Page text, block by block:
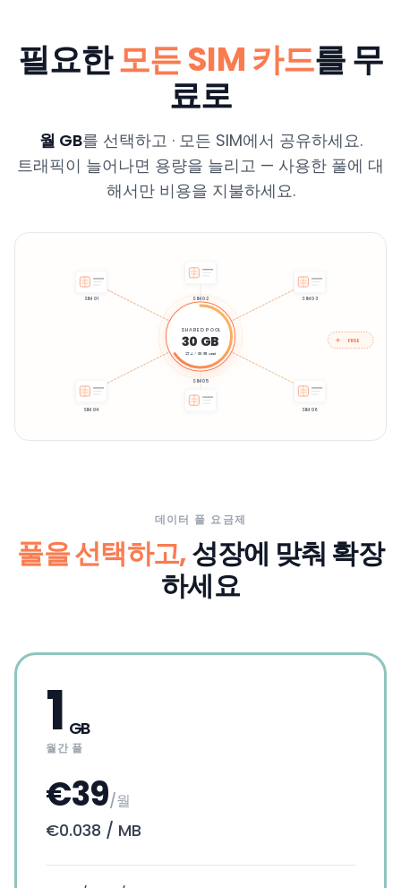
필요한모든 SIM 카드를 무
료로
월 GB를 선택하고 · 모든 SIM에서 공유하세요.
트래픽이 늘어나면 용량을 늘리고 — 사용한 풀에 대
해서만 비용을 지불하세요.
SHARED POOL
30 GB
19.4 / 30 GB used
SIM 01 SIM 02 SIM 03
SIM 04
SIM 05
SIM 06
FREE
데이터 풀 요금제
풀을 선택하고,성장에 맞춰 확장
하세요
1 GB
월간 풀
€39/월
€0.038 / MB